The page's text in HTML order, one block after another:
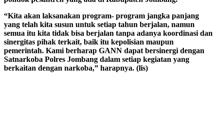
“Kita akan laksanakan program- program jangka panjang
yang telah kita susun untuk setiap tahun berjalan, namun
semua itu kita tidak bisa berjalan tanpa adanya koordinasi dan
sinergitas pihak terkait, baik itu kepolisian maupun
pemerintah. Kami berharap GANN dapat bersinergi dengan
Satnarkoba Polres Jombang dalam setiap kegiatan yang
berkaitan dengan narkoba,” harapnya. (lis)